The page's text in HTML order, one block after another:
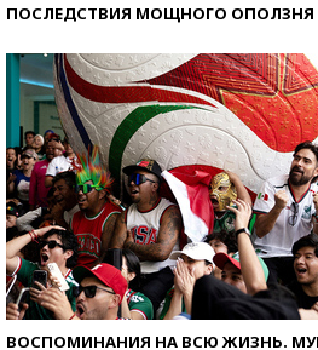
ПОСЛЕДСТВИЯ МОЩНОГО ОПОЛЗНЯ
ВОСПОМИНАНИЯ НА ВСЮ ЖИЗНЬ.